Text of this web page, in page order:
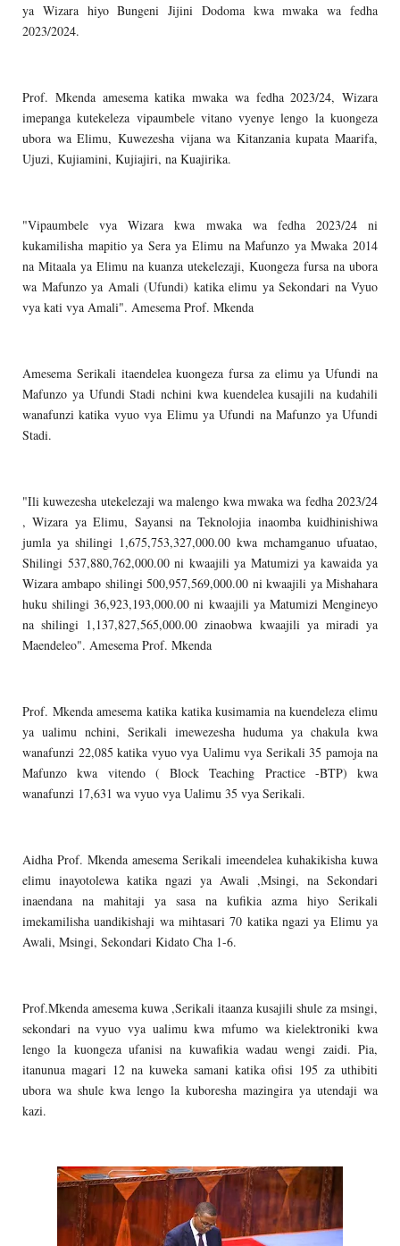
ya Wizara hiyo Bungeni Jijini Dodoma kwa mwaka wa fedha
2023/2024.
Prof. Mkenda amesema katika mwaka wa fedha 2023/24, Wizara
imepanga kutekeleza vipaumbele vitano vyenye lengo la kuongeza
ubora wa Elimu, Kuwezesha vijana wa Kitanzania kupata Maarifa,
Ujuzi, Kujiamini, Kujiajiri, na Kuajirika.
"Vipaumbele vya Wizara kwa mwaka wa fedha 2023/24 ni
kukamilisha mapitio ya Sera ya Elimu na Mafunzo ya Mwaka 2014
na Mitaala ya Elimu na kuanza utekelezaji, Kuongeza fursa na ubora
wa Mafunzo ya Amali (Ufundi) katika elimu ya Sekondari na Vyuo
vya kati vya Amali". Amesema Prof. Mkenda
Amesema Serikali itaendelea kuongeza fursa za elimu ya Ufundi na
Mafunzo ya Ufundi Stadi nchini kwa kuendelea kusajili na kudahili
wanafunzi katika vyuo vya Elimu ya Ufundi na Mafunzo ya Ufundi
Stadi.
"Ili kuwezesha utekelezaji wa malengo kwa mwaka wa fedha 2023/24
, Wizara ya Elimu, Sayansi na Teknolojia inaomba kuidhinishiwa
jumla ya shilingi 1,675,753,327,000.00 kwa mchamganuo ufuatao,
Shilingi 537,880,762,000.00 ni kwaajili ya Matumizi ya kawaida ya
Wizara ambapo shilingi 500,957,569,000.00 ni kwaajili ya Mishahara
huku shilingi 36,923,193,000.00 ni kwaajili ya Matumizi Mengineyo
na shilingi 1,137,827,565,000.00 zinaobwa kwaajili ya miradi ya
Maendeleo". Amesema Prof. Mkenda
Prof. Mkenda amesema katika katika kusimamia na kuendeleza elimu
ya ualimu nchini, Serikali imewezesha huduma ya chakula kwa
wanafunzi 22,085 katika vyuo vya Ualimu vya Serikali 35 pamoja na
Mafunzo kwa vitendo ( Block Teaching Practice -BTP) kwa
wanafunzi 17,631 wa vyuo vya Ualimu 35 vya Serikali.
Aidha Prof. Mkenda amesema Serikali imeendelea kuhakikisha kuwa
elimu inayotolewa katika ngazi ya Awali ,Msingi, na Sekondari
inaendana na mahitaji ya sasa na kufikia azma hiyo Serikali
imekamilisha uandikishaji wa mihtasari 70 katika ngazi ya Elimu ya
Awali, Msingi, Sekondari Kidato Cha 1-6.
Prof.Mkenda amesema kuwa ,Serikali itaanza kusajili shule za msingi,
sekondari na vyuo vya ualimu kwa mfumo wa kielektroniki kwa
lengo la kuongeza ufanisi na kuwafikia wadau wengi zaidi. Pia,
itanunua magari 12 na kuweka samani katika ofisi 195 za uthibiti
ubora wa shule kwa lengo la kuboresha mazingira ya utendaji wa
kazi.